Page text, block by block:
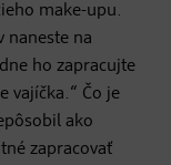
make-upu.
naneste na
ho zapracujte
vajíčka.“ Čo je
ako
zapracovať